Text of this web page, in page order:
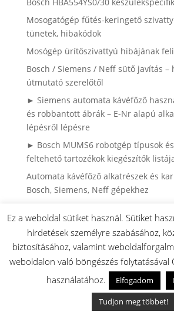
Mosogatógép fűtés-keringető
tünetek, hibakódok
Mosógép ürítőszivattyú hibájának
Bosch / Siemens / Neff sütő javítás –
útmutató szerelőtől
► Siemens automata kávéfőző
és robbantott ábrák – E-Nr alapú
lépésről lépésre
► Bosch MUMS6 robotgép típusok
feltehető tartozékok kiegészítők
Automata kávéfőző alkatrészek és
Bosch, Siemens, Neff gépekhez
► Hol van az E.Nr. szám? Bosch,
sütők, tűzhelyek
► Mosogatógép edénykosár és
útmutató: Minden, amit tudnod kell
karbantartásáról, cseréjéről és
► Bosch, Siemens és Neff hűtők
(mágnesgumi) cseréje – szakszerű
Ez a weboldal sütiket használ. Sütiket
hirdetések személyre szabásához,
biztosításához, valamint
weboldalon való böngészés folytatásával
használatához.
Elfogadom
Tudjon meg többet!